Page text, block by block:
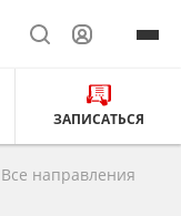
ЗАПИСАТЬСЯ
Все направления